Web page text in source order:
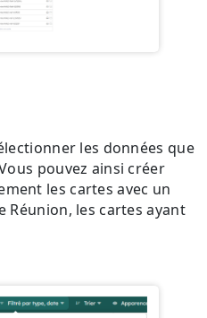
les données que
pouvez ainsi créer
les cartes avec un
Réunion, les cartes ayant